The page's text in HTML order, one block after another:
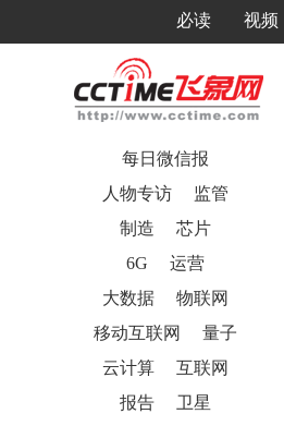
必读 视频
每日微信报
人物专访
监管
制造
芯片
6G
运营
大数据
物联网
移动互联网
量子
云计算
互联网
报告
卫星